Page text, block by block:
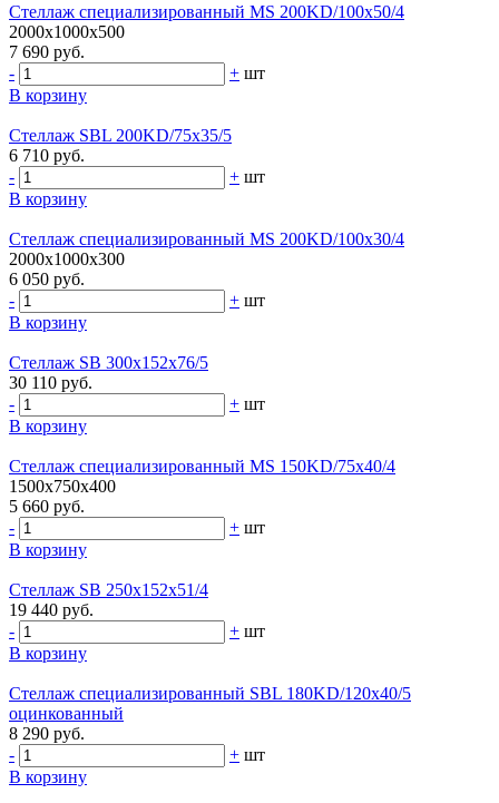
Стеллаж специализированный MS 200KD/100x50/4
2000x1000x500
7 690 руб.
-
+ шт
В корзину
Стеллаж SBL 200KD/75x35/5
6 710 руб.
-
+ шт
В корзину
Стеллаж специализированный MS 200KD/100x30/4
2000x1000x300
6 050 руб.
-
+ шт
В корзину
Стеллаж SB 300x152x76/5
30 110 руб.
-
+ шт
В корзину
Стеллаж специализированный MS 150KD/75x40/4
1500x750x400
5 660 руб.
-
+ шт
В корзину
Стеллаж SB 250x152x51/4
19 440 руб.
-
+ шт
В корзину
Стеллаж специализированный SBL 180KD/120x40/5
оцинкованный
8 290 руб.
-
+ шт
В корзину